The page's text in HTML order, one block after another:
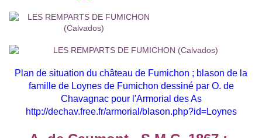
Plan de situation du château de Fumichon ; blason de la
famille de Loynes de Fumichon dessiné par O. de
Chavagnac pour l'Armorial des As
http://dechav.free.fr/armorial/blason.php?id=Loynes